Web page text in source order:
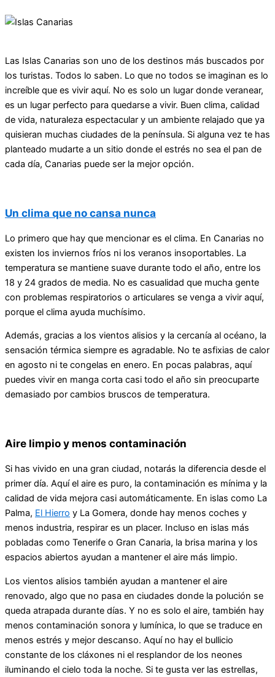
Las Islas Canarias son uno de los destinos más buscados por
los turistas. Todos lo saben. Lo que no todos se imaginan es lo
increíble que es vivir aquí. No es solo un lugar donde veranear,
es un lugar perfecto para quedarse a vivir. Buen clima, calidad
de vida, naturaleza espectacular y un ambiente relajado que ya
quisieran muchas ciudades de la península. Si alguna vez te has
planteado mudarte a un sitio donde el estrés no sea el pan de
cada día, Canarias puede ser la mejor opción.
Un clima que no cansa nunca
Lo primero que hay que mencionar es el clima. En Canarias no
existen los inviernos fríos ni los veranos insoportables. La
temperatura se mantiene suave durante todo el año, entre los
18 y 24 grados de media. No es casualidad que mucha gente
con problemas respiratorios o articulares se venga a vivir aquí,
porque el clima ayuda muchísimo.
Además, gracias a los vientos alisios y la cercanía al océano, la
sensación térmica siempre es agradable. No te asfixias de calor
en agosto ni te congelas en enero. En pocas palabras, aquí
puedes vivir en manga corta casi todo el año sin preocuparte
demasiado por cambios bruscos de temperatura.
Aire limpio y menos contaminación
Si has vivido en una gran ciudad, notarás la diferencia desde el
primer día. Aquí el aire es puro, la contaminación es mínima y la
calidad de vida mejora casi automáticamente. En islas como La
Palma, El Hierro y La Gomera, donde hay menos coches y
menos industria, respirar es un placer. Incluso en islas más
pobladas como Tenerife o Gran Canaria, la brisa marina y los
espacios abiertos ayudan a mantener el aire más limpio.
Los vientos alisios también ayudan a mantener el aire
renovado, algo que no pasa en ciudades donde la polución se
queda atrapada durante días. Y no es solo el aire, también hay
menos contaminación sonora y lumínica, lo que se traduce en
menos estrés y mejor descanso. Aquí no hay el bullicio
constante de los cláxones ni el resplandor de los neones
iluminando el cielo toda la noche. Si te gusta ver las estrellas,